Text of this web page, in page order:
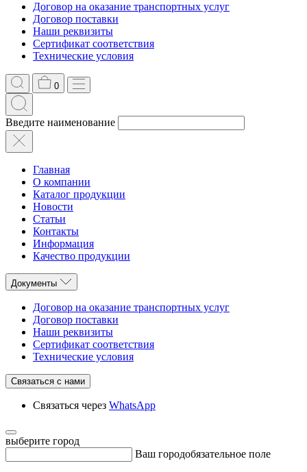
Договор на оказание транспортных услуг
Договор поставки
Наши реквизиты
Сертификат соответствия
Технические условия
0
Введите наименование
Главная
О компании
Каталог продукции
Новости
Статьи
Контакты
Информация
Качество продукции
Документы
Договор на оказание транспортных услуг
Договор поставки
Наши реквизиты
Сертификат соответствия
Технические условия
Связаться с нами
Связаться через WhatsApp
выберите город
Ваш городобязательное поле